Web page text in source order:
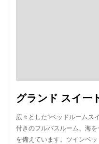
グランド スイー
広々とした1ベッドルームス
付きのフルバスルーム、海
を備えています。ツインベ